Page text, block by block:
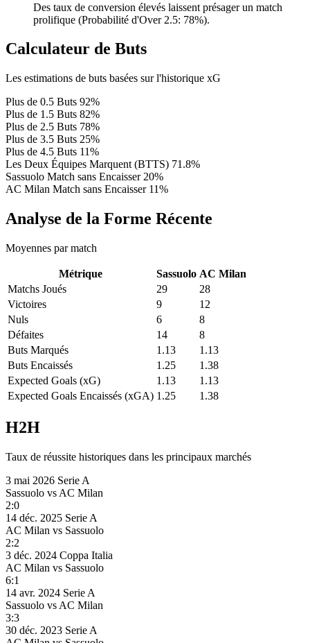
Des taux de conversion élevés laissent présager un match
prolifique (Probabilité d'Over 2.5: 78%).
Calculateur de Buts
Les estimations de buts basées sur l'historique xG
Plus de 0.5 Buts 92%
Plus de 1.5 Buts 82%
Plus de 2.5 Buts 78%
Plus de 3.5 Buts 25%
Plus de 4.5 Buts 11%
Les Deux Équipes Marquent (BTTS) 71.8%
Sassuolo Match sans Encaisser 20%
AC Milan Match sans Encaisser 11%
Analyse de la Forme Récente
Moyennes par match
Métrique Sassuolo AC Milan
Matchs Joués
29
28
Victoires
9
12
Nuls
6
8
Défaites
14
8
Buts Marqués
1.13
1.13
Buts Encaissés
1.25
1.38
Expected Goals (xG)
1.13
1.13
Expected Goals Encaissés (xGA) 1.25 1.38
H2H
Taux de réussite historiques dans les principaux marchés
3 mai 2026 Serie A
Sassuolo vs AC Milan
2:0
14 déc. 2025 Serie A
AC Milan vs Sassuolo
2:2
3 déc. 2024 Coppa Italia
AC Milan vs Sassuolo
6:1
14 avr. 2024 Serie A
Sassuolo vs AC Milan
3:3
30 déc. 2023 Serie A